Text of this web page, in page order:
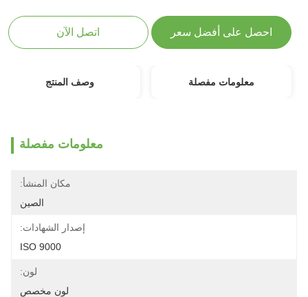
احصل على أفضل سعر اتصل الآن
معلومات مفصلة وصف المنتج
معلومات مفصلة
مكان المنشأ:
الصين
إصدار الشهادات:
ISO 9000
لون:
لون مخصص